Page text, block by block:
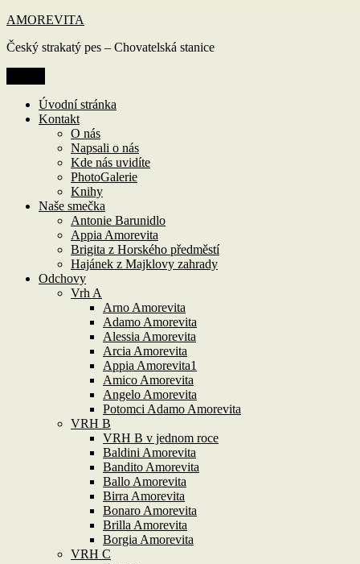
Přejít
obsahu
AMOREVITA
Český strakatý pes – Chovatelská stanice
Úvodní stránka
Kontakt
O nás
Napsali o nás
Kde nás uvidíte
PhotoGalerie
Knihy
Naše smečka
Antonie Barunidlo
Appia Amorevita
Brigita z Horského předměstí
Hajánek z Majklovy zahrady
Odchovy
Vrh A
Arno Amorevita
Adamo Amorevita
Alessia Amorevita
Arcia Amorevita
Appia Amorevita1
Amico Amorevita
Angelo Amorevita
Potomci Adamo Amorevita
VRH B
VRH B v jednom roce
Baldini Amorevita
Bandito Amorevita
Ballo Amorevita
Birra Amorevita
Bonaro Amorevita
Brilla Amorevita
Borgia Amorevita
VRH C